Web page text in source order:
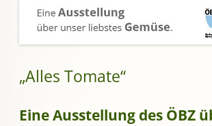
„Alles Tomate“
Eine Ausstellung des ÖBZ